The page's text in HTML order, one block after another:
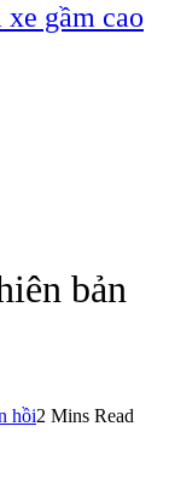
gầm cao
bản
hồi2 Mins Read